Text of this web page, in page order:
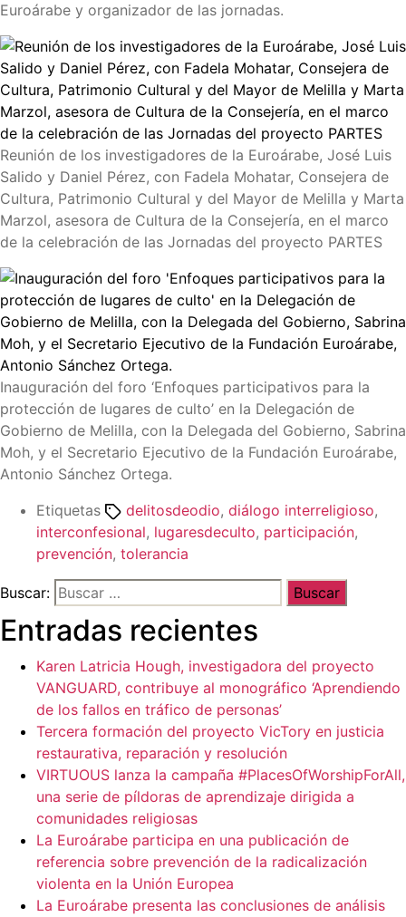
Euroárabe y organizador de las jornadas.
Reunión de los investigadores de la Euroárabe, José Luis
Salido y Daniel Pérez, con Fadela Mohatar, Consejera de
Cultura, Patrimonio Cultural y del Mayor de Melilla y Marta
Marzol, asesora de Cultura de la Consejería, en el marco
de la celebración de las Jornadas del proyecto PARTES
Inauguración del foro ‘Enfoques participativos para la
protección de lugares de culto’ en la Delegación de
Gobierno de Melilla, con la Delegada del Gobierno, Sabrina
Moh, y el Secretario Ejecutivo de la Fundación Euroárabe,
Antonio Sánchez Ortega.
Etiquetas
delitosdeodio, diálogo interreligioso,
interconfesional, lugaresdeculto, participación,
prevención, tolerancia
Buscar:
Entradas recientes
Karen Latricia Hough, investigadora del proyecto
VANGUARD, contribuye al monográfico ‘Aprendiendo
de los fallos en tráfico de personas’
Tercera formación del proyecto VicTory en justicia
restaurativa, reparación y resolución
VIRTUOUS lanza la campaña #PlacesOfWorshipForAll,
una serie de píldoras de aprendizaje dirigida a
comunidades religiosas
La Euroárabe participa en una publicación de
referencia sobre prevención de la radicalización
violenta en la Unión Europea
La Euroárabe presenta las conclusiones de análisis